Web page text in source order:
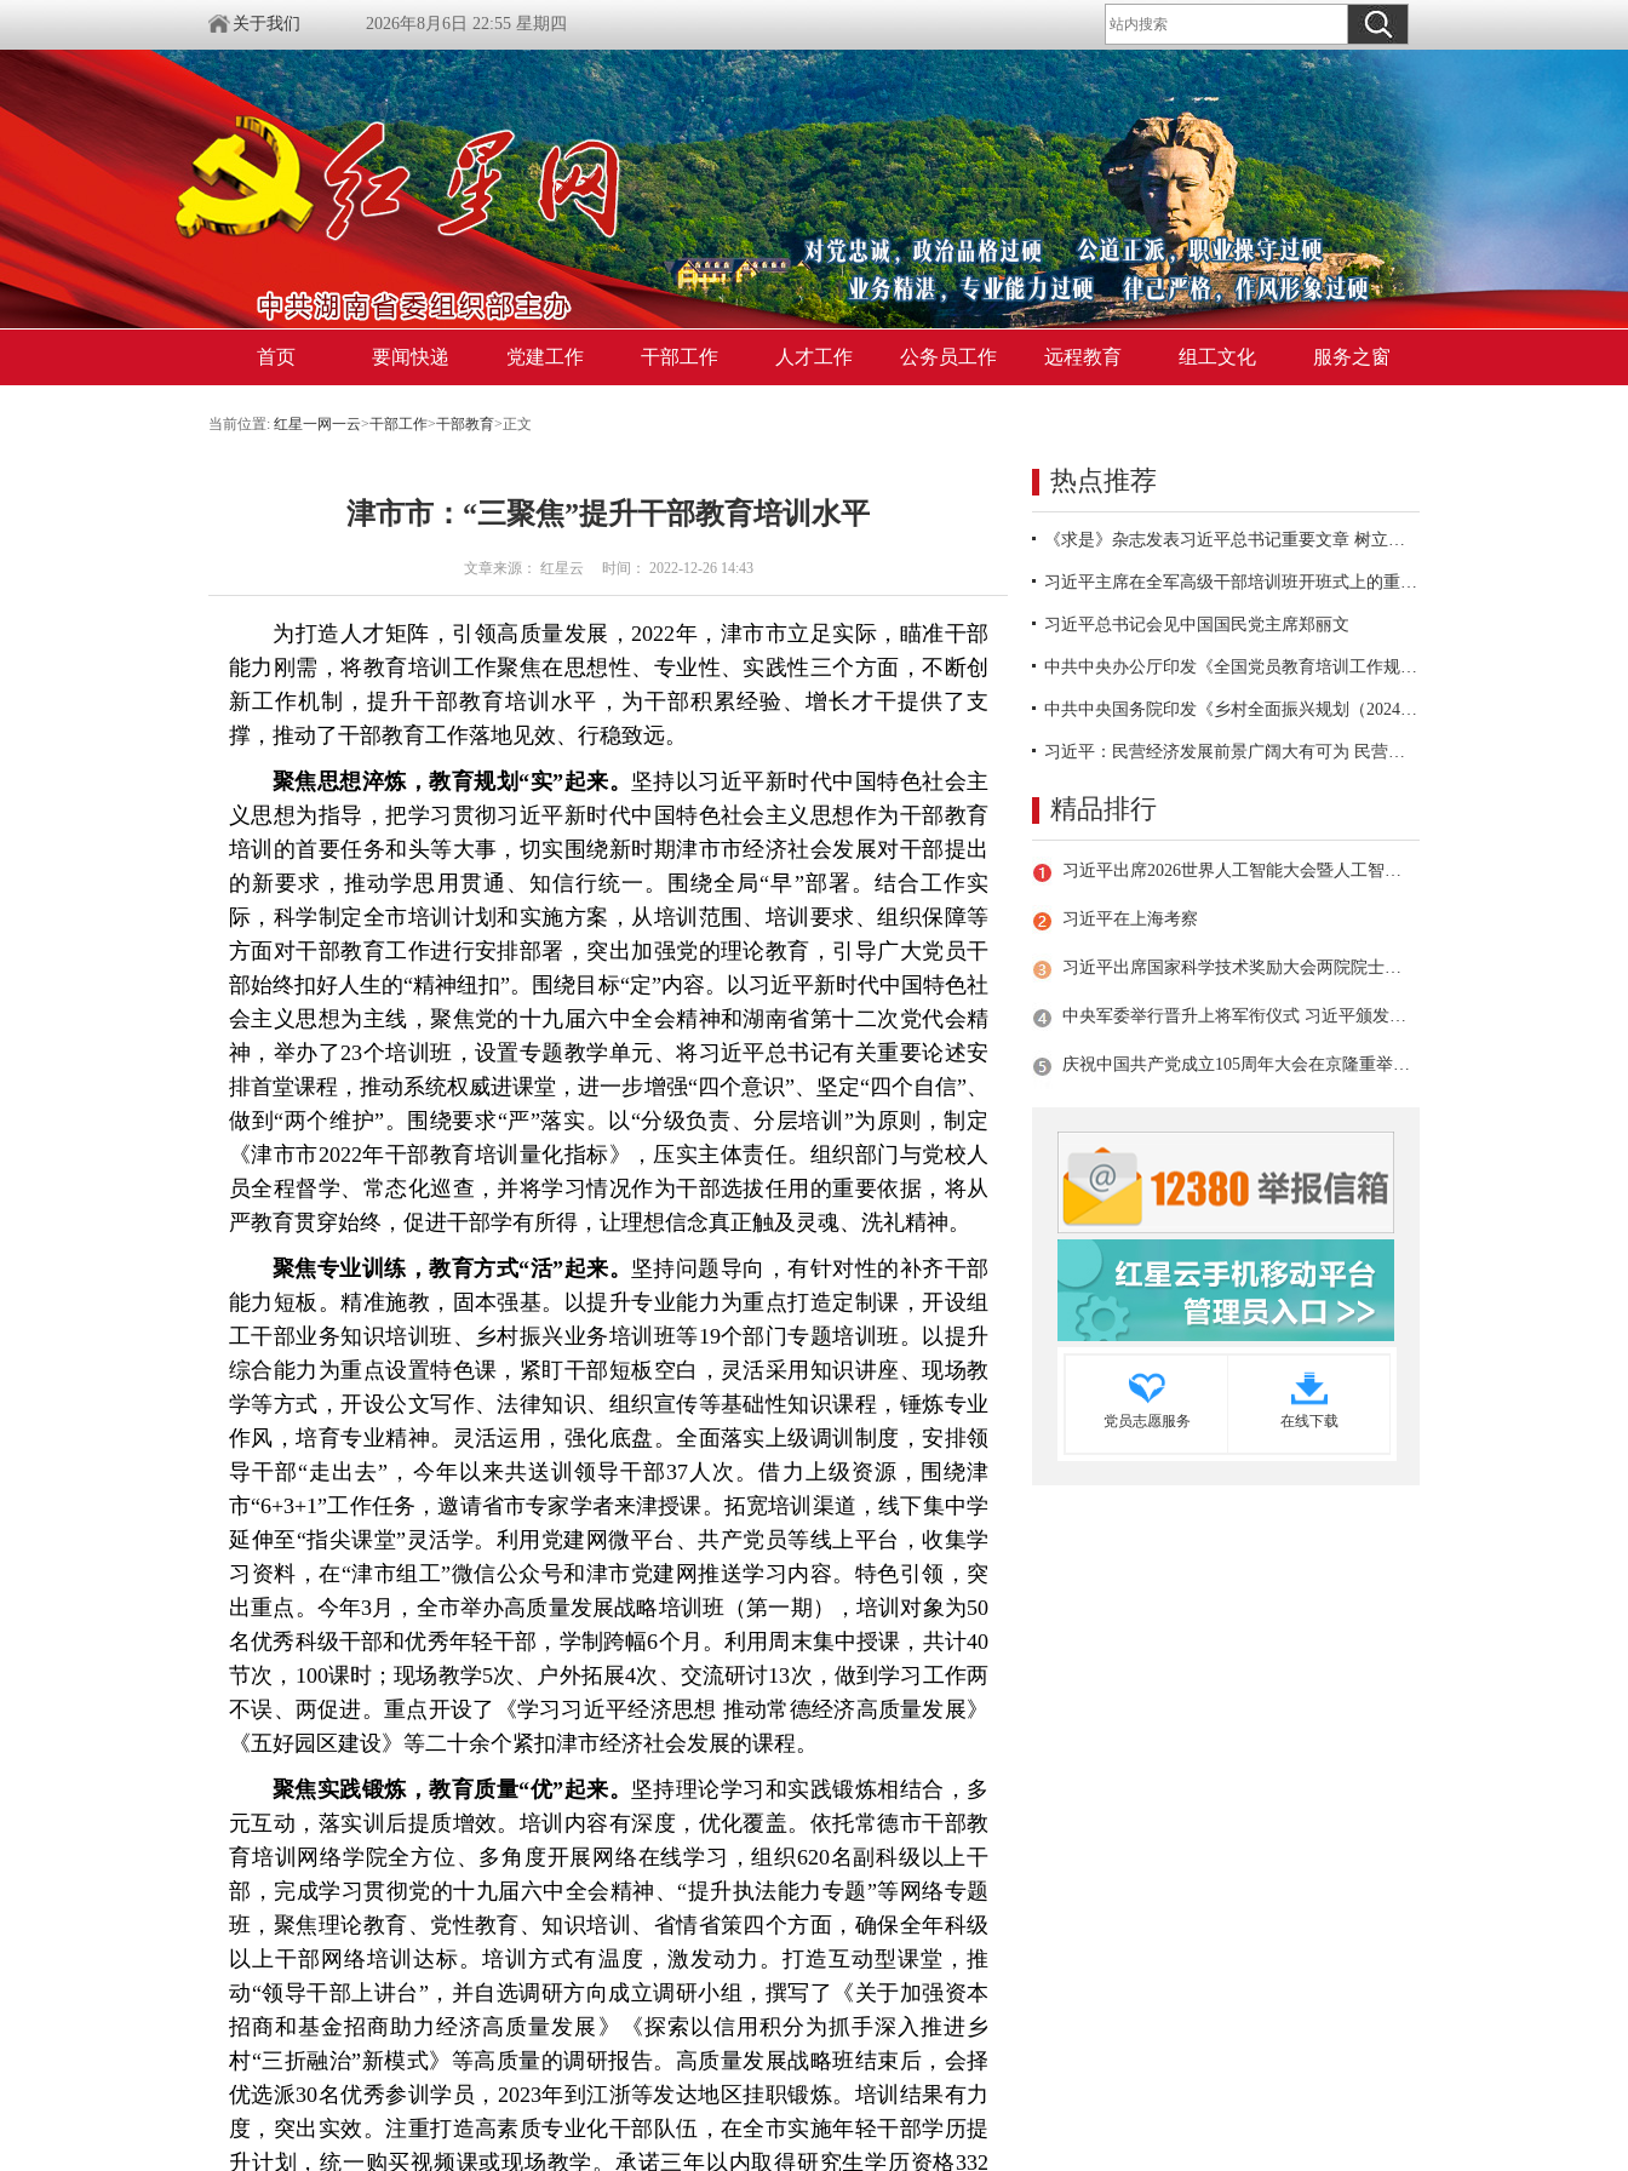
关于我们 2026年8月6日 22:55 星期四
首页 要闻快递 党建工作 干部工作 人才工作 公务员工作 远程教育 组工文化 服务之窗
当前位置: 红星一网一云>干部工作>干部教育>正文
津市市：“三聚焦”提升干部教育培训水平
文章来源： 红星云 时间： 2022-12-26 14:43
为打造人才矩阵，引领高质量发展，2022年，津市市立足实际，瞄准干部
能力刚需，将教育培训工作聚焦在思想性、专业性、实践性三个方面，不断创
新工作机制，提升干部教育培训水平，为干部积累经验、增长才干提供了支
撑，推动了干部教育工作落地见效、行稳致远。
聚焦思想淬炼，教育规划“实”起来。 坚持以习近平新时代中国特色社会主
义思想为指导，把学习贯彻习近平新时代中国特色社会主义思想作为干部教育
培训的首要任务和头等大事，切实围绕新时期津市市经济社会发展对干部提出
的新要求，推动学思用贯通、知信行统一。围绕全局“早”部署。结合工作实
际，科学制定全市培训计划和实施方案，从培训范围、培训要求、组织保障等
方面对干部教育工作进行安排部署，突出加强党的理论教育，引导广大党员干
部始终扣好人生的“精神纽扣”。围绕目标“定”内容。以习近平新时代中国特色社
会主义思想为主线，聚焦党的十九届六中全会精神和湖南省第十二次党代会精
神，举办了23个培训班，设置专题教学单元、将习近平总书记有关重要论述安
排首堂课程，推动系统权威进课堂，进一步增强“四个意识”、坚定“四个自信”、
做到“两个维护”。围绕要求“严”落实。以“分级负责、分层培训”为原则，制定
《津市市2022年干部教育培训量化指标》，压实主体责任。组织部门与党校人
员全程督学、常态化巡查，并将学习情况作为干部选拔任用的重要依据，将从
严教育贯穿始终，促进干部学有所得，让理想信念真正触及灵魂、洗礼精神。
聚焦专业训练，教育方式“活”起来。 坚持问题导向，有针对性的补齐干部
能力短板。精准施教，固本强基。以提升专业能力为重点打造定制课，开设组
工干部业务知识培训班、乡村振兴业务培训班等19个部门专题培训班。以提升
综合能力为重点设置特色课，紧盯干部短板空白，灵活采用知识讲座、现场教
学等方式，开设公文写作、法律知识、组织宣传等基础性知识课程，锤炼专业
作风，培育专业精神。灵活运用，强化底盘。全面落实上级调训制度，安排领
导干部“走出去”，今年以来共送训领导干部37人次。借力上级资源，围绕津
市“6+3+1”工作任务，邀请省市专家学者来津授课。拓宽培训渠道，线下集中学
延伸至“指尖课堂”灵活学。利用党建网微平台、共产党员等线上平台，收集学
习资料，在“津市组工”微信公众号和津市党建网推送学习内容。特色引领，突
出重点。今年3月，全市举办高质量发展战略培训班（第一期），培训对象为50
名优秀科级干部和优秀年轻干部，学制跨幅6个月。利用周末集中授课，共计40
节次，100课时；现场教学5次、户外拓展4次、交流研讨13次，做到学习工作两
不误、两促进。重点开设了《学习习近平经济思想 推动常德经济高质量发展》
《五好园区建设》等二十余个紧扣津市经济社会发展的课程。
聚焦实践锻炼，教育质量“优”起来。 坚持理论学习和实践锻炼相结合，多
元互动，落实训后提质增效。培训内容有深度，优化覆盖。依托常德市干部教
育培训网络学院全方位、多角度开展网络在线学习，组织620名副科级以上干
部，完成学习贯彻党的十九届六中全会精神、“提升执法能力专题”等网络专题
班，聚焦理论教育、党性教育、知识培训、省情省策四个方面，确保全年科级
以上干部网络培训达标。培训方式有温度，激发动力。打造互动型课堂，推
动“领导干部上讲台”，并自选调研方向成立调研小组，撰写了《关于加强资本
招商和基金招商助力经济高质量发展》《探索以信用积分为抓手深入推进乡
村“三折融治”新模式》等高质量的调研报告。高质量发展战略班结束后，会择
优选派30名优秀参训学员，2023年到江浙等发达地区挂职锻炼。培训结果有力
度，突出实效。注重打造高素质专业化干部队伍，在全市实施年轻干部学历提
升计划，统一购买视频课或现场教学。承诺三年以内取得研究生学历资格332
热点推荐
《求是》杂志发表习近平总书记重要文章 树立和践行正确政绩观
习近平主席在全军高级干部培训班开班式上的重要讲话引领全军开展思想整风、深化政治整训
习近平总书记会见中国国民党主席郑丽文
中共中央办公厅印发《全国党员教育培训工作规划（2024－2028年）》
中共中央国务院印发《乡村全面振兴规划（2024—2027年）》
习近平：民营经济发展前景广阔大有可为 民营企业和民营企业家大显身手正当其时
精品排行
习近平出席2026世界人工智能大会暨人工智能全球治理高级别会议开幕式并发表主旨讲话
习近平在上海考察
习近平出席国家科学技术奖励大会两院院士大会中国科协第十一次全国代表大会并发表重要讲话
中央军委举行晋升上将军衔仪式 习近平颁发命令状并向晋衔的军官表示祝贺
庆祝中国共产党成立105周年大会在京隆重举行 习近平发表重要讲话
党员志愿服务 在线下载